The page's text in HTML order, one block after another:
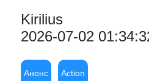
Kirilius
2026-07-02
Анонс Action